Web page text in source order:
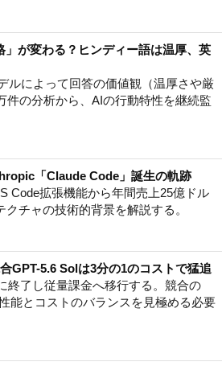
が変わる？ヒンディー語は温厚、英
ルによって回答の価値観（温厚さや厳
の分析から、AIの行動特性を継続監
「Claude Code」誕生の軌跡
Code拡張機能から年間売上25億ドル
チャの技術的背景を解説する。
GPT-5.6 Solは3分の1のコストで猛追
終了し従量課金へ移行する。競合の
能とコストのバランスを見極める必要